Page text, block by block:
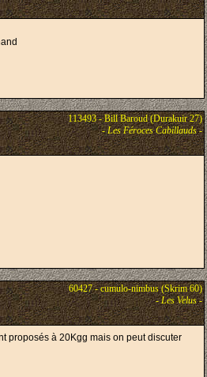
113493 - Bill Baroud (Durakuir 27)
-Les Féroces Cabillauds-
60427 - cumulo-nimbus (Skrim 60)
-Les Velus-
proposés à 20Kgg mais on peut discuter